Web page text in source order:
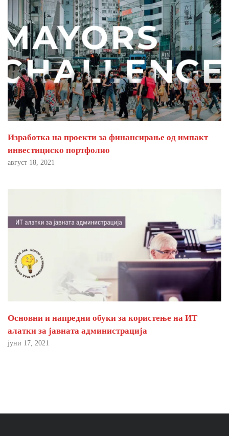
Изработка на проекти за финансирање од импакт
инвестициско портфолио
август 18, 2021
Основни и напредни обуки за користење на ИТ
алатки за јавната администрација
јуни 17, 2021